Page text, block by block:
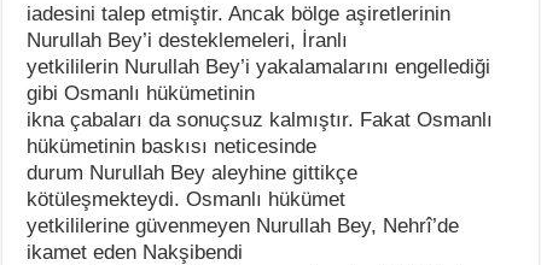
iadesini talep etmiştir. Ancak bölge aşiretlerinin
Nurullah Bey’i desteklemeleri, İranlı
yetkililerin Nurullah Bey’i yakalamalarını engellediği
gibi Osmanlı hükümetinin
ikna çabaları da sonuçsuz kalmıştır. Fakat Osmanlı
hükümetinin baskısı neticesinde
durum Nurullah Bey aleyhine gittikçe
kötüleşmekteydi. Osmanlı hükümet
yetkililerine güvenmeyen Nurullah Bey, Nehrî’de
ikamet eden Nakşibendi